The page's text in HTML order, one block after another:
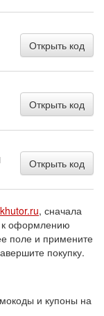
Открыть код
Открыть код
Открыть код
, сначала
к оформлению
поле и примените
покупку.
и купоны на